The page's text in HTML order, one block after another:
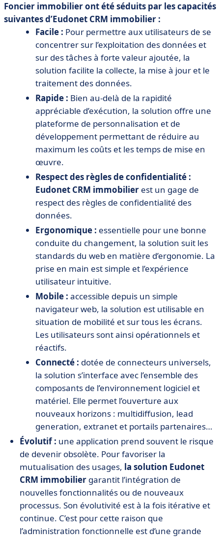
Foncier immobilier ont été séduits par les capacités
suivantes d’Eudonet CRM immobilier :
Facile : Pour permettre aux utilisateurs de se
concentrer sur l’exploitation des données et
sur des tâches à forte valeur ajoutée, la
solution facilite la collecte, la mise à jour et le
traitement des données.
Rapide : Bien au-delà de la rapidité
appréciable d’exécution, la solution offre une
plateforme de personnalisation et de
développement permettant de réduire au
maximum les coûts et les temps de mise en
œuvre.
Respect des règles de confidentialité :
Eudonet CRM immobilier est un gage de
respect des règles de confidentialité des
données.
Ergonomique : essentielle pour une bonne
conduite du changement, la solution suit les
standards du web en matière d’ergonomie. La
prise en main est simple et l’expérience
utilisateur intuitive.
Mobile : accessible depuis un simple
navigateur web, la solution est utilisable en
situation de mobilité et sur tous les écrans.
Les utilisateurs sont ainsi opérationnels et
réactifs.
Connecté : dotée de connecteurs universels,
la solution s’interface avec l’ensemble des
composants de l’environnement logiciel et
matériel. Elle permet l’ouverture aux
nouveaux horizons : multidiffusion, lead
generation, extranet et portails partenaires…
Évolutif : une application prend souvent le risque
de devenir obsolète. Pour favoriser la
mutualisation des usages, la solution Eudonet
CRM immobilier garantit l’intégration de
nouvelles fonctionnalités ou de nouveaux
processus. Son évolutivité est à la fois itérative et
continue. C’est pour cette raison que
l’administration fonctionnelle est d’une grande